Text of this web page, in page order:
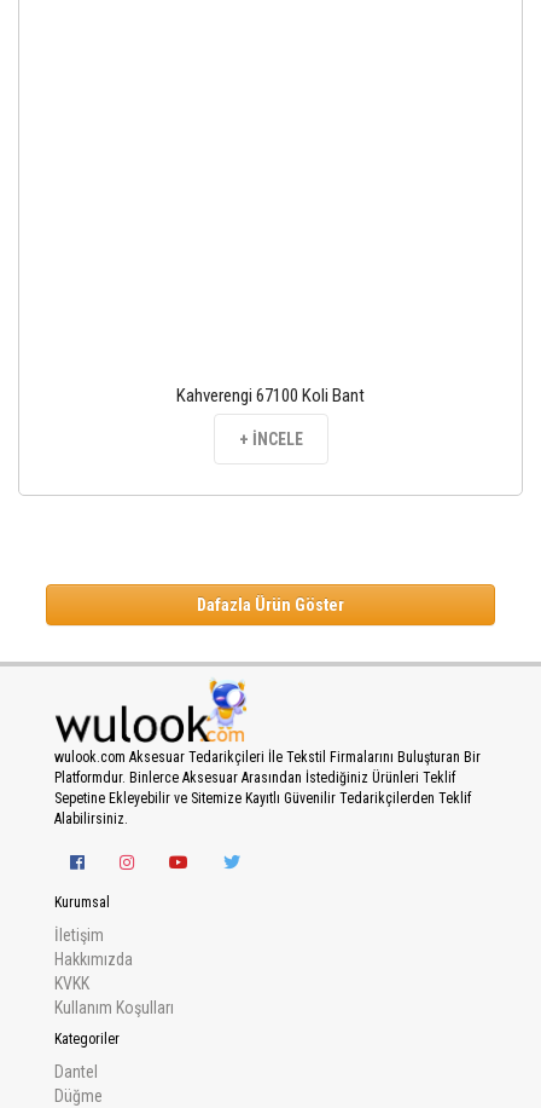
Kahverengi 67100 Koli Bant
+ İNCELE
Dafazla Ürün Göster
wulook.com Aksesuar Tedarikçileri İle Tekstil Firmalarını Buluşturan Bir
Platformdur. Binlerce Aksesuar Arasından İstediğiniz Ürünleri Teklif
Sepetine Ekleyebilir ve Sitemize Kayıtlı Güvenilir Tedarikçilerden Teklif
Alabilirsiniz.
Kurumsal
İletişim
Hakkımızda
KVKK
Kullanım Koşulları
Kategoriler
Dantel
Düğme